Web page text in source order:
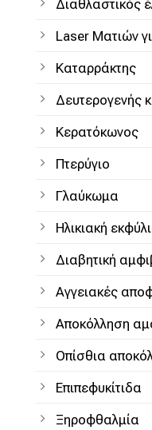
Διαθλαστικός
Laser Ματιών
Καταρράκτης
Δευτερογενής
Κερατόκωνος
Πτερύγιο
Γλαύκωμα
Ηλικιακή
Διαβητική
Αγγειακές
Aποκόλληση
Οπίσθια
Επιπεφυκίτιδα
Ξηροφθαλμία